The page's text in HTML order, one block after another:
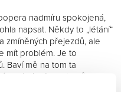
nadmíru spokojená,
napsat. Někdy to „létání“
zmíněných přejezdů, ale
mít problém. Je to
Baví mě na tom ta
na lékárnách, klientů,
se dá dělat spousta věcí,